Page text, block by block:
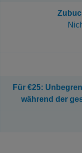
Für €25:
während der